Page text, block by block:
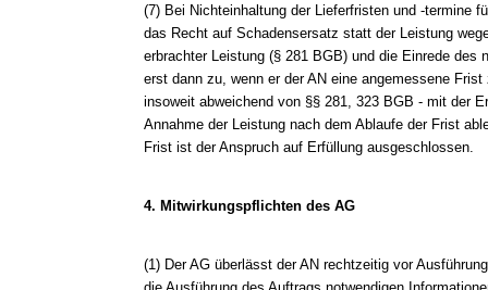
(7) Bei Nichteinhaltung der Lieferfristen und -termine
das Recht auf Schadensersatz statt der Leistung
erbrachter Leistung (§ 281 BGB) und die Einrede des
erst dann zu, wenn er der AN eine angemessene
insoweit abweichend von §§ 281, 323 BGB - mit der
Annahme der Leistung nach dem Ablaufe der Frist
Frist ist der Anspruch auf Erfüllung ausgeschlossen.
4. Mitwirkungspflichten des AG
(1) Der AG überlässt der AN rechtzeitig vor